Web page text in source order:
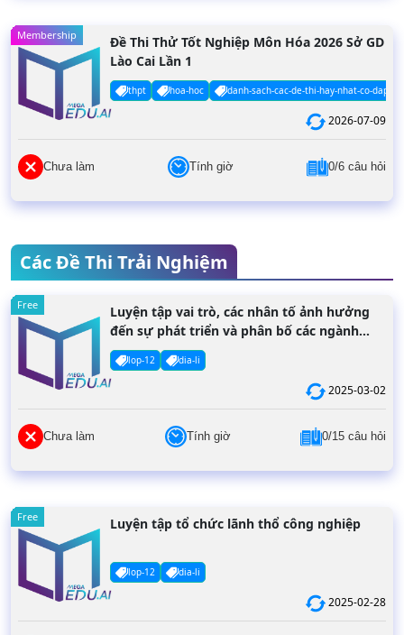
Membership
Đề Thi Thử Tốt Nghiệp Môn Hóa 2026 Sở GD
Lào Cai Lần 1
thpt hoa-hoc danh-sach-cac-de-thi-hay-nhat-co-dap-an
2026-07-09
Chưa làm Tính giờ 0/6 câu hỏi
Các Đề Thi Trải Nghiệm
Free
Luyện tập vai trò, các nhân tố ảnh hưởng
đến sự phát triển và phân bố các ngành
dịch vụ
lop-12 dia-li
2025-03-02
Chưa làm Tính giờ 0/15 câu hỏi
Free Luyện tập tổ chức lãnh thổ công nghiệp
lop-12 dia-li
2025-02-28